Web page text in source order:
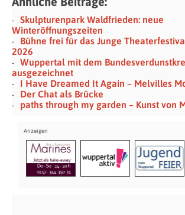
Skulpturenpark Waldfrieden: neue
Winteröffnungszeiten
Bühne frei für das Junge
2026
Wuppertal mit dem
ausgezeichnet
I Have Dreamed It Again – Melvilles
Der Chat als Brücke
paths through my garden – Kunst von